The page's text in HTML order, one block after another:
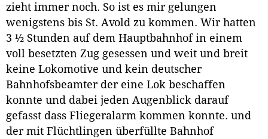
zieht immer noch. So ist es mir gelungen
wenigstens bis St. Avold zu kommen. Wir hatten
3 ½ Stunden auf dem Hauptbahnhof in einem
voll besetzten Zug gesessen und weit und breit
keine Lokomotive und kein deutscher
Bahnhofsbeamter der eine Lok beschaffen
konnte und dabei jeden Augenblick darauf
gefasst dass Fliegeralarm kommen konnte. und
der mit Flüchtlingen überfüllte Bahnhof